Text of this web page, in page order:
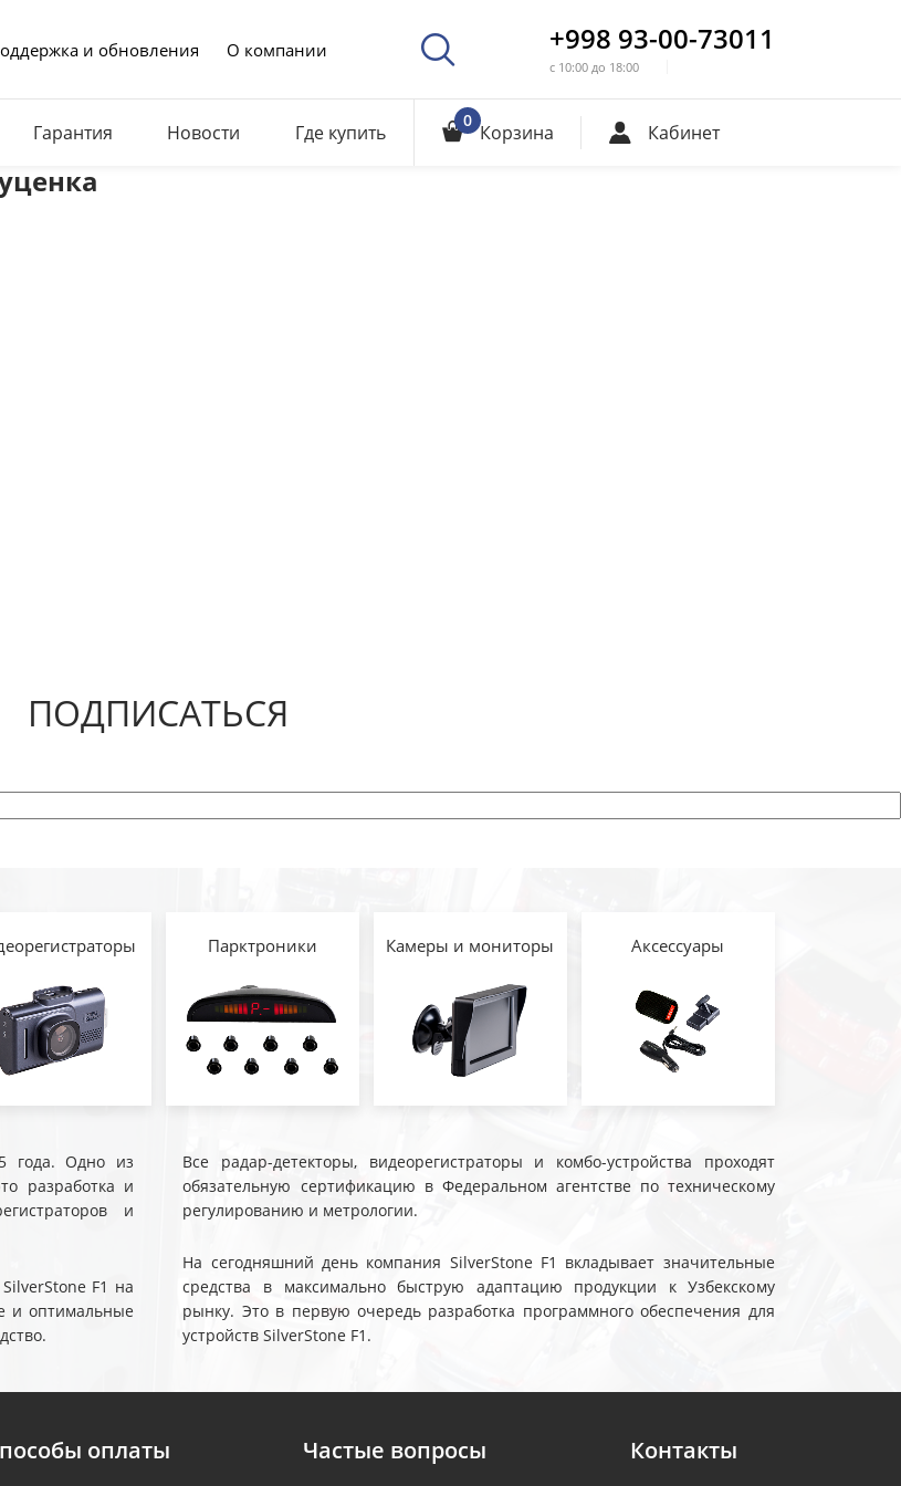
и обновления О компании +998 93-00-73011
с 10:00 до 18:00
Гарантия Новости Где купить 0 Корзина Кабинет
ПОДПИСАТЬСЯ
Парктроники Камеры и мониторы Аксессуары
года. Одно из
разработка и
и
F1 на
и оптимальные
Все радар-детекторы, видеорегистраторы и комбо-устройства проходят
обязательную сертификацию в Федеральном агентстве по техническому
регулированию и метрологии.
На сегодняшний день компания SilverStone F1 вкладывает значительные
средства в максимально быструю адаптацию продукции к Узбекскому
рынку. Это в первую очередь разработка программного обеспечения для
устройств SilverStone F1.
оплаты Частые вопросы Контакты